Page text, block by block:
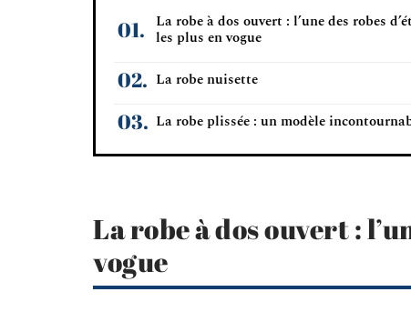
La robe à dos ouvert : l’une des robes
les plus en vogue
La robe nuisette
La robe plissée : un modèle
La robe à dos ouvert :
vogue